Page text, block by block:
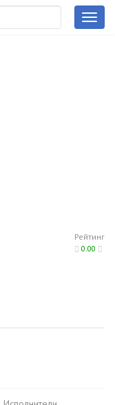
Рейтинг
0.00